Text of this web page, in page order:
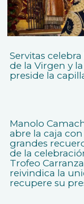
Servitas
de la Virgen y
preside la
Manolo
abre la caja con
grandes
de la
Trofeo
reivindica la
recupere su